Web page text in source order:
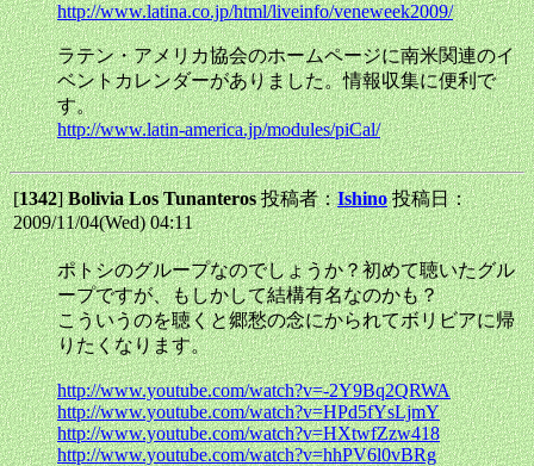
http://www.latina.co.jp/html/liveinfo/veneweek2009/
ラテン・アメリカ協会のホームページに南米関連のイ
ベントカレンダーがありました。情報収集に便利で
す。
http://www.latin-america.jp/modules/piCal/
[1342]Bolivia Los Tunanteros投稿者：Ishino 投稿日：
2009/11/04(Wed) 04:11
ポトシのグループなのでしょうか？初めて聴いたグル
ープですが、もしかして結構有名なのかも？
こういうのを聴くと郷愁の念にかられてボリビアに帰
りたくなります。
http://www.youtube.com/watch?v=-2Y9Bq2QRWA
http://www.youtube.com/watch?v=HPd5fYsLjmY
http://www.youtube.com/watch?v=HXtwfZzw418
http://www.youtube.com/watch?v=hhPV6l0vBRg